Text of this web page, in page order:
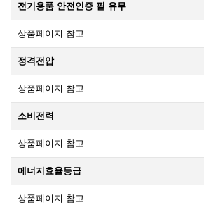
전기용품 안전인증 필 유무
상품페이지 참고
정격전압
상품페이지 참고
소비전력
상품페이지 참고
에너지효율등급
상품페이지 참고